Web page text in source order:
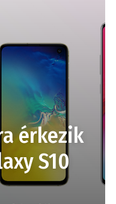
érkezik
S10